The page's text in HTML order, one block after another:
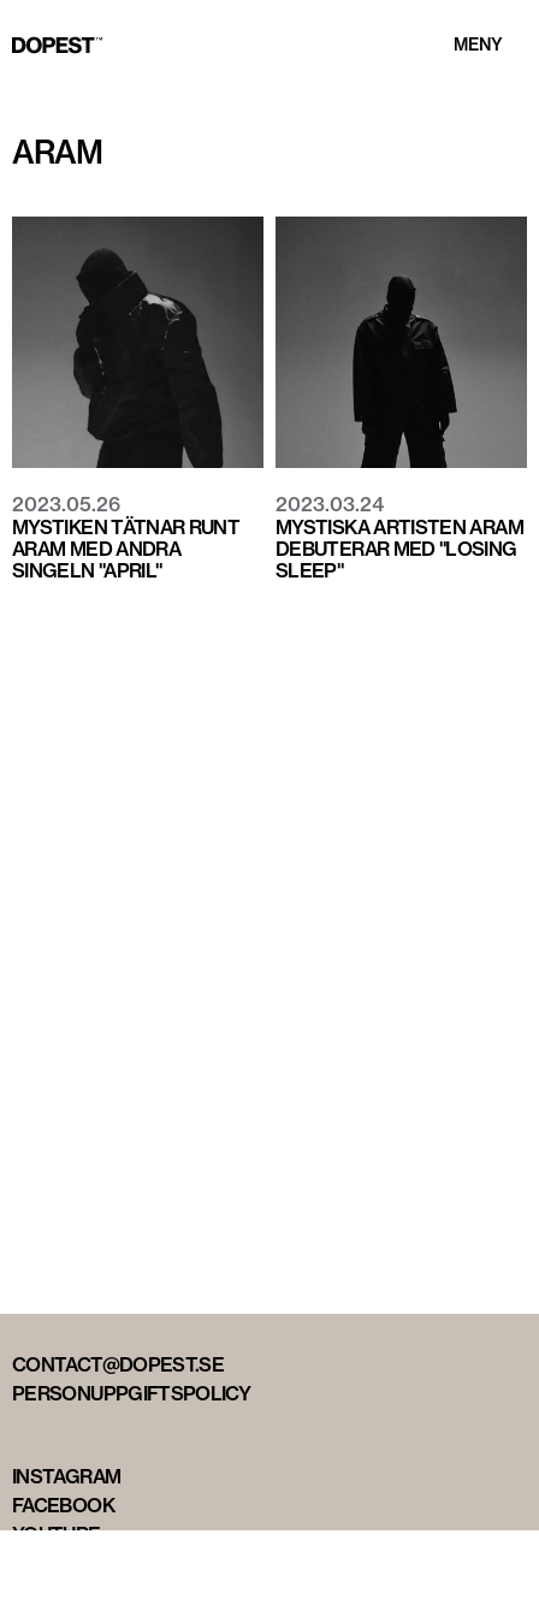
MENY
ARAM
2023.05.26
MYSTIKEN TÄTNAR RUNT
ARAM MED ANDRA
SINGELN "APRIL"
2023.03.24
MYSTISKA ARTISTEN ARAM
DEBUTERAR MED "LOSING
SLEEP"
CONTACT@DOPEST.SE
PERSONUPPGIFTSPOLICY
INSTAGRAM
FACEBOOK
YOUTUBE